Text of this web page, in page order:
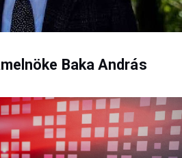
Baka András